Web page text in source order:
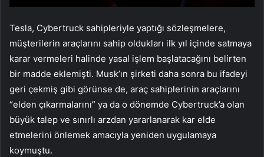
Tesla, Cybertruck sahipleriyle yaptığı sözleşmelere,
müşterilerin araçlarını sahip oldukları ilk yıl içinde satmaya
karar vermeleri halinde yasal işlem başlatacağını belirten
bir madde eklemişti. Musk’ın şirketi daha sonra bu ifadeyi
geri çekmiş gibi görünse de, araç sahiplerinin araçlarını
“elden çıkarmalarını” ya da o dönemde Cybertruck’a olan
büyük talep ve sınırlı arzdan yararlanarak kar elde
etmelerini önlemek amacıyla yeniden uygulamaya
koymuştu.